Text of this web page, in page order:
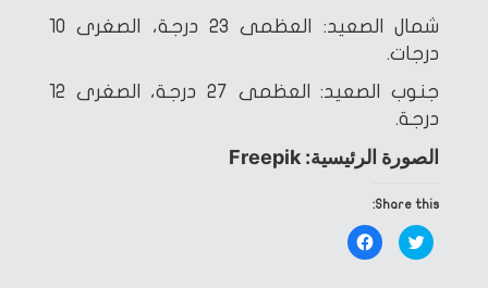
شمال الصعيد: العظمى 23 درجة، الصغرى 10
درجات.
جنوب الصعيد: العظمى 27 درجة، الصغرى 12
درجة.
الصورة الرئيسية: Freepik
Share this:
Click
to
share
Click
to